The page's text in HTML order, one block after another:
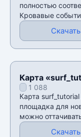
полностью
Кровавые
Скачать
Карта
1 088
Карта
площадка для
можно
Скачать